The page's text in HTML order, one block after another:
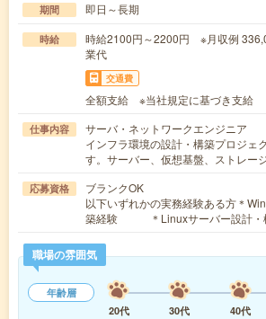
期間 即日～長期
時給
時給2100円～2200円 ※月収例
業代
交通費
全額支給 ※当社規定に基づき支給
仕事内容
サーバ・ネットワークエンジニア
インフラ環境の設計・構築プロジェ
す。サーバー、仮想基盤、ストレー
応募資格
ブランクOK
以下いずれかの実務経験ある方＊
築経験 ＊Linuxサーバー設計
職場の雰囲気
年齢層
20代
30代 40代